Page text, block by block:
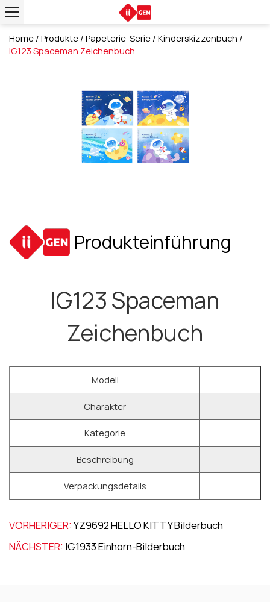
Home / Produkte / Papeterie-Serie / Kinderskizzenbuch /
IG123 Spaceman Zeichenbuch
Produkteinführung
IG123 Spaceman
Zeichenbuch
Modell
Charakter
Kategorie
Beschreibung
Verpackungsdetails
VORHERIGER: YZ9692 HELLO KITTY Bilderbuch
NÄCHSTER: IG1933 Einhorn-Bilderbuch